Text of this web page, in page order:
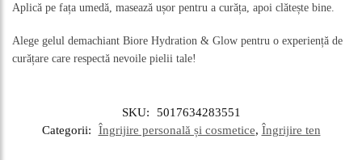
Aplică pe fața umedă, masează ușor pentru a curăța, apoi clătește bine.
Alege gelul demachiant Biore Hydration & Glow pentru o experiență de
curățare care respectă nevoile pielii tale!
SKU:
5017634283551
Categorii:
Îngrijire personală și cosmetice, Îngrijire ten